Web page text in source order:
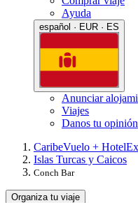
Ayuda
español · EUR · ES
Anunciar
Viajes
Danos tu opinión
CaribeVuelo + Hotel
Islas Turcas y Caicos
Conch Bar
Organiza tu viaje